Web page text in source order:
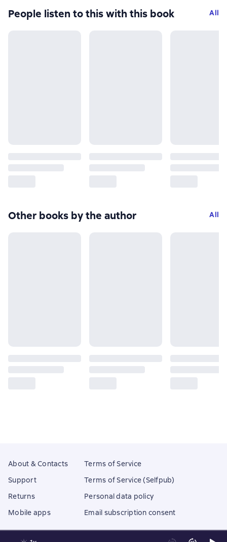
People listen to this with this book All
Other books by the author All
About & Contacts
Support
Returns
Mobile apps
Terms of Service
Terms of Service (Selfpub)
Personal data policy
Email subscription consent